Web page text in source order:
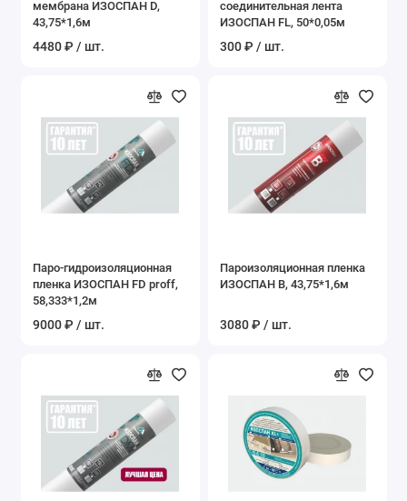
мембрана ИЗОСПАН D,
43,75*1,6м
4480 ₽ / шт.
соединительная лента
ИЗОСПАН FL, 50*0,05м
300 ₽ / шт.
Паро-гидроизоляционная
пленка ИЗОСПАН FD proff,
58,333*1,2м
9000 ₽ / шт.
Пароизоляционная пленка
ИЗОСПАН B, 43,75*1,6м
3080 ₽ / шт.